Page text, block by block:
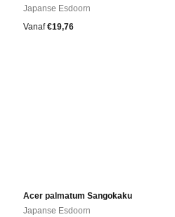
Japanse Esdoorn
Vanaf €19,76
Acer palmatum Sangokaku
Japanse Esdoorn